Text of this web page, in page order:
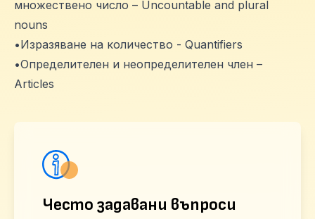
множествено число – Uncountable and plural
nouns
•Изразяване на количество - Quantifiers
•Определителен и неопределителен член –
Articles
Често задавани въпроси